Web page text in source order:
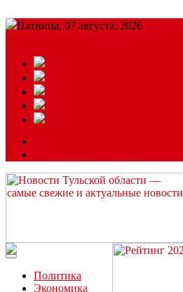
Пятница, 07 августа, 2026
Читайте последние новости дня в
“ЗаНовомосковск”
Политика
Экономика